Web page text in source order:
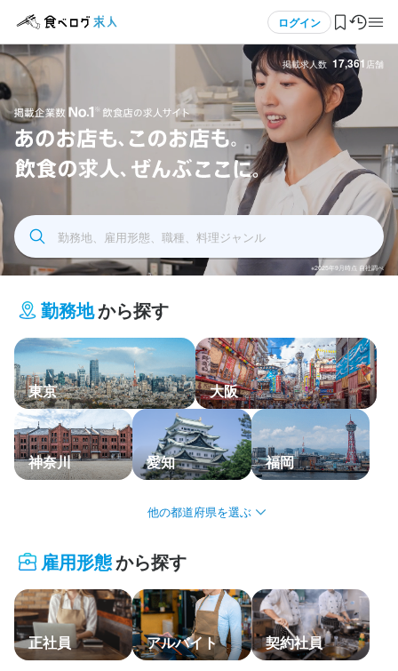
ログイン
ログイン・無料会員登録
食べログ求人TOP
マイページ管理
閲覧履歴
気になる求人
検索履歴・保存した条件
応募履歴
WEB履歴書
掲載をご検討の店舗様へ
食べログ求人PRESS
プライバシーポリシー
利用規約
掲載求人数 17,361 店舗
飲食求人掲載企業数No.1 飲食店の求人サイト あの
勤務地、雇用形態、職種、料理ジャンル
※2025年9月時点 自社調べ
勤務地から探す
東京 大阪
神奈川 愛知 福岡
関東
中部・北陸
関西
雇用形態から探す
正社員 アルバイト 契約社員